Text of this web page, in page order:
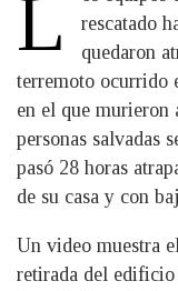
L
rescatado
quedaron
terremoto ocurrido
en el que murieron
personas salvadas
pasó 28 horas
de su casa y con
Un video muestra
retirada del edificio